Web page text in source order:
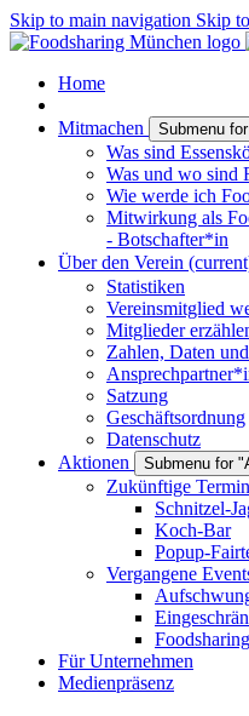
Skip to main navigation Skip
Home
Mitmachen Submenu
Was sind
Was und wo sind
Wie werde ich
Mitwirkung als
- Botschafter*in
Über den Verein
Statistiken
Vereinsmitglied
Mitglieder
Zahlen, Daten
Satzung
Geschäftsordnung
Datenschutz
Aktionen
Submenu for
Zukünftige
Schnitzel-
Koch-Bar
Popup-
Vergangene
Für Unternehmen
Medienpräsenz